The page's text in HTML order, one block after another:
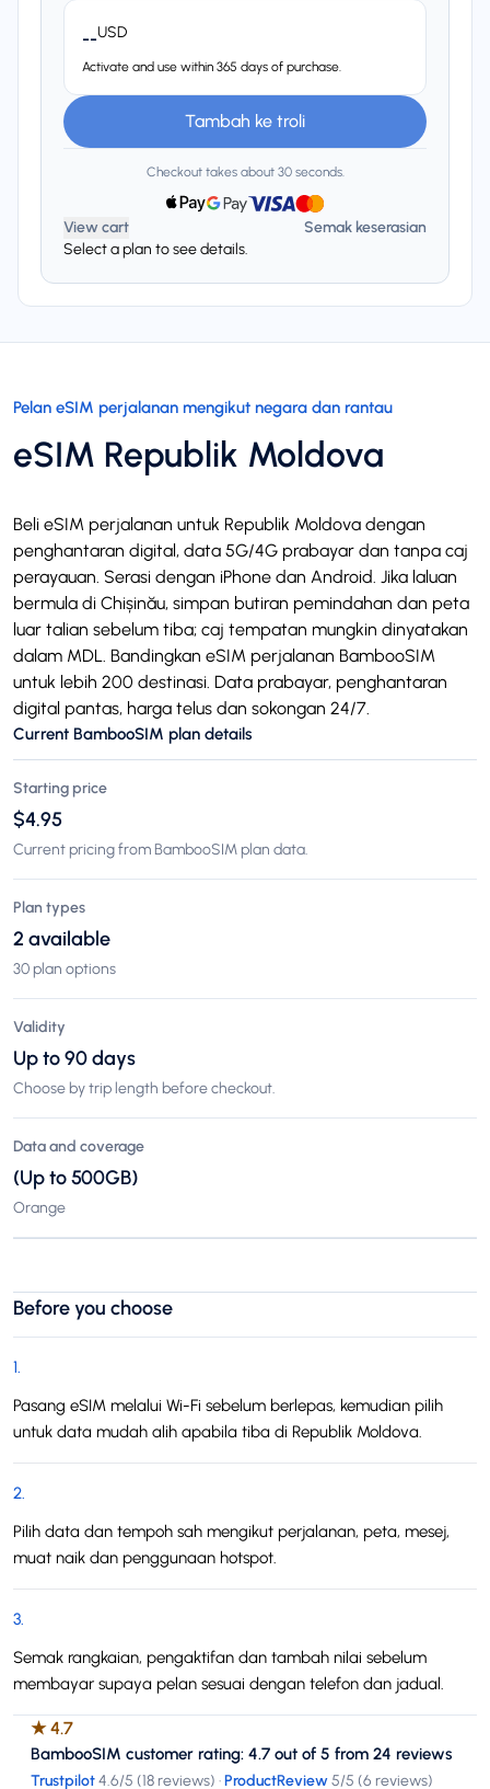
--USD
Activate and use within 365 days of purchase.
Tambah ke troli
Checkout takes about 30 seconds.
View cart
Semak keserasian
Select a plan to see details.
Pelan eSIM perjalanan mengikut negara dan rantau
eSIM Republik Moldova
Beli eSIM perjalanan untuk Republik Moldova dengan
penghantaran digital, data 5G/4G prabayar dan tanpa caj
perayauan. Serasi dengan iPhone dan Android. Jika laluan
bermula di Chișinău, simpan butiran pemindahan dan peta
luar talian sebelum tiba; caj tempatan mungkin dinyatakan
dalam MDL. Bandingkan eSIM perjalanan BambooSIM
untuk lebih 200 destinasi. Data prabayar, penghantaran
digital pantas, harga telus dan sokongan 24/7.
Current BambooSIM plan details
Starting price
$4.95
Current pricing from BambooSIM plan data.
Plan types
2 available
30 plan options
Validity
Up to 90 days
Choose by trip length before checkout.
Data and coverage
(Up to 500GB)
Orange
Before you choose
1.
Pasang eSIM melalui Wi-Fi sebelum berlepas, kemudian pilih
untuk data mudah alih apabila tiba di Republik Moldova.
2.
Pilih data dan tempoh sah mengikut perjalanan, peta, mesej,
muat naik dan penggunaan hotspot.
3.
Semak rangkaian, pengaktifan dan tambah nilai sebelum
membayar supaya pelan sesuai dengan telefon dan jadual.
★4.7
BambooSIM customer rating: 4.7 out of 5 from 24 reviews
Trustpilot4.6/5 (18 reviews) ·ProductReview5/5 (6 reviews)